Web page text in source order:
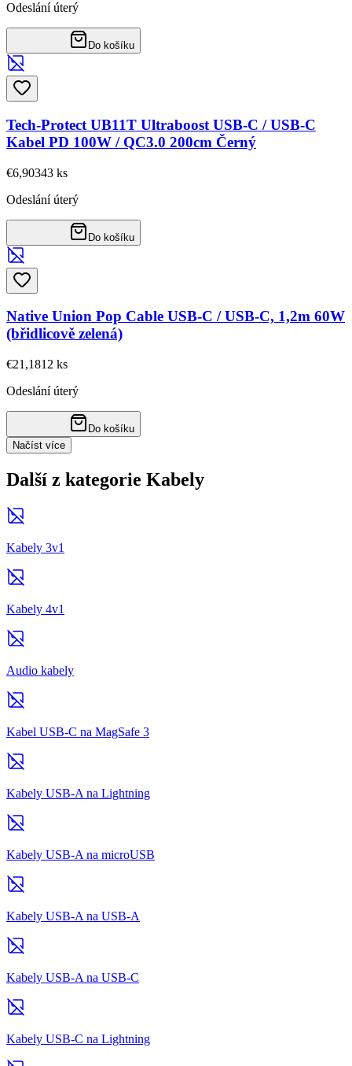
Odeslání úterý
Do košíku
Tech-Protect UB11T Ultraboost USB-C / USB-C
Kabel PD 100W / QC3.0 200cm Černý
€6,90343 ks
Odeslání úterý
Do košíku
Native Union Pop Cable USB-C / USB-C, 1,2m 60W
(břidlicově zelená)
€21,1812 ks
Odeslání úterý
Do košíku
Načíst více
Další z kategorie Kabely
Kabely 3v1
Kabely 4v1
Audio kabely
Kabel USB-C na MagSafe 3
Kabely USB-A na Lightning
Kabely USB-A na microUSB
Kabely USB-A na USB-A
Kabely USB-A na USB-C
Kabely USB-C na Lightning